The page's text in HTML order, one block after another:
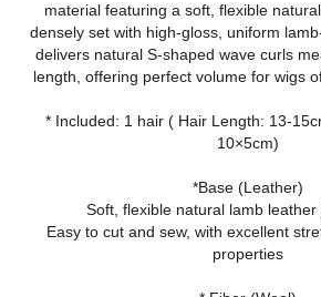
material featuring a soft, flexible
densely set with high‑gloss, uniform
delivers natural S‑shaped wave curls
length, offering perfect volume for wigs
* Included: 1 hair ( Hair Length: 13-
10×5cm)
*Base (Leather)
Soft, flexible natural lamb
Easy to cut and sew, with excellent
properties